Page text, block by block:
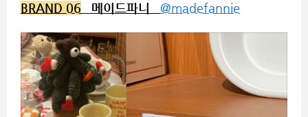
BRAND 06 메이드파니 @madefannie